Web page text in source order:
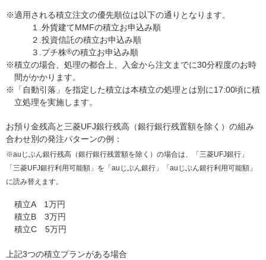
※適用される積立注文の優先順位は以下の通りとなります。
１.外貨建てMMFの積立お申込み順
２.投資信託の積立お申込み順
３.プチ株®の積立お申込み順
※積立の場合、処理の都合上、入金から注文までに30分程度のお時
間がかかります。
※「自動引落」を指定した積立は本積立の処理とは別に17:00頃に積
立処理を実施します。
お預り金残高と三菱UFJ銀行残高（銀行銀行残置額を除く）の組み
合わせ別の発注パターンの例：
※auじぶん銀行残高（銀行銀行残置額を除く）の場合は、「三菱UFJ銀行」
「三菱UFJ銀行利用可能額」を「auじぶん銀行」「auじぶん銀行利用可能額」
に読み替えます。
積立A 1万円
積立B 3万円
積立C 5万円
上記3つの積立プランがある場合